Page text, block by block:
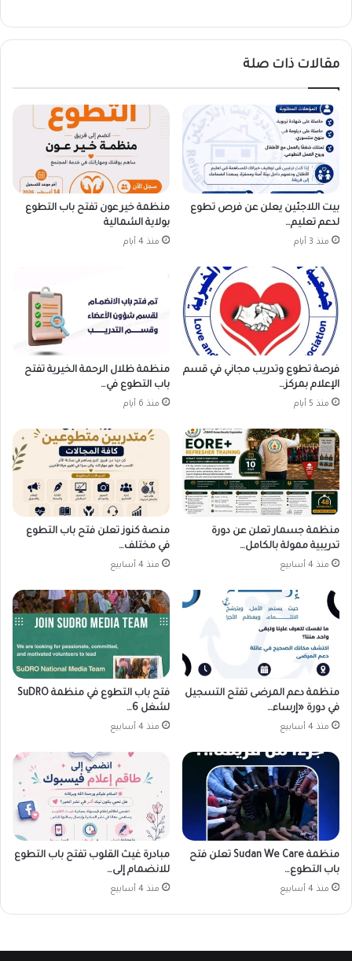
مقالات ذات صلة
بيت اللاجئين يعلن عن فرص تطوع
لدعم تعليم…
منذ 3 أيام
منظمة خير عون تفتح باب التطوع
بولاية الشمالية
منذ 4 أيام
فرصة تطوع وتدريب مجاني في قسم
الإعلام بمركز…
منذ 5 أيام
منظمة ظلال الرحمة الخيرية تفتح
باب التطوع في…
منذ 6 أيام
منظمة جسمار تعلن عن دورة
تدريبية ممولة بالكامل…
منذ 4 أسابيع
منصة كنوز تعلن فتح باب التطوع
في مختلف…
منذ 4 أسابيع
منظمة دعم المرضى تفتح التسجيل
في دورة «إرساء…
منذ 4 أسابيع
فتح باب التطوع في منظمة SuDRO
لشغل 6…
منذ 4 أسابيع
منظمة Sudan We Care تعلن فتح
باب التطوع…
منذ 4 أسابيع
مبادرة غيث القلوب تفتح باب التطوع
للانضمام إلى…
منذ 4 أسابيع